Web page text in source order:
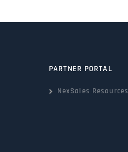
PARTNER PORTAL
NexSales Resources